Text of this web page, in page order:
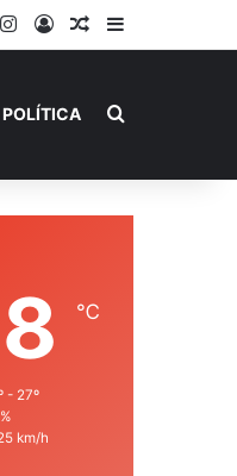
Instagram
AccesoPublicación al
Barra lateral
POLÍTICA Buscar por
℃
- 27º
km/h